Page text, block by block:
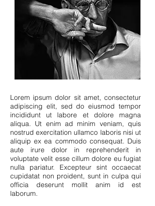
Lorem ipsum dolor sit amet, consectetur
adipiscing elit, sed do eiusmod tempor
incididunt ut labore et dolore magna
aliqua. Ut enim ad minim veniam, quis
nostrud exercitation ullamco laboris nisi ut
aliquip ex ea commodo consequat. Duis
aute irure dolor in reprehenderit in
voluptate velit esse cillum dolore eu fugiat
nulla pariatur. Excepteur sint occaecat
cupidatat non proident, sunt in culpa qui
officia deserunt mollit anim id est
laborum.